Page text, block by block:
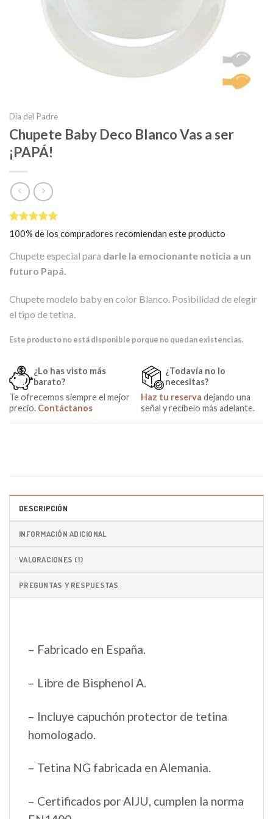
Día del Padre
Chupete Baby Deco Blanco Vas a ser
¡PAPÁ!
Valorado
5.00 sobre
en
1
puntuación
100% de los compradores recomiendan este producto
Chupete especial para darle la emocionante noticia a un
futuro Papá.
Chupete modelo baby en color Blanco. Posibilidad de elegir
el tipo de tetina.
Este producto no está disponible porque no quedan existencias.
¿Lo has visto más
barato?
Te ofrecemos siempre el mejor
precio. Contáctanos
¿Todavía no lo
necesitas?
Haz tu reserva dejando una
señal y recíbelo más adelante.
DESCRIPCIÓN
INFORMACIÓN ADICIONAL
VALORACIONES (1)
PREGUNTAS Y RESPUESTAS
– Fabricado en España.
– Libre de Bisphenol A.
– Incluye capuchón protector de tetina
homologado.
– Tetina NG fabricada en Alemania.
– Certificados por AIJU, cumplen la norma